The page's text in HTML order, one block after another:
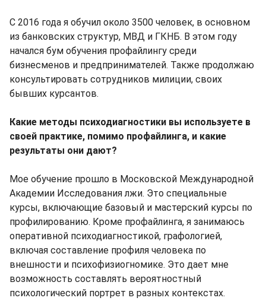
С 2016 года я обучил около 3500 человек, в основном
из банковских структур, МВД и ГКНБ. В этом году
начался бум обучения профайлингу среди
бизнесменов и предпринимателей. Также продолжаю
консультировать сотрудников милиции, своих
бывших курсантов.
Какие методы психодиагностики вы используете в
своей практике, помимо профайлинга, и какие
результаты они дают?
Мое обучение прошло в Московской Международной
Академии Исследования лжи. Это специальные
курсы, включающие базовый и мастерский курсы по
профилированию. Кроме профайлинга, я занимаюсь
оперативной психодиагностикой, графологией,
включая составление профиля человека по
внешности и психофизиогномике. Это дает мне
возможность составлять вероятностный
психологический портрет в разных контекстах.